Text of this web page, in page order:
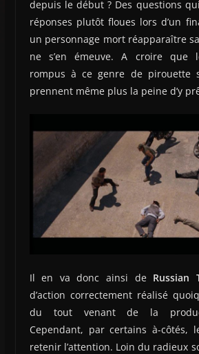
depuis le début ? Des questions
réponses plutôt floues lors d’un
un personnage mort réapparaître
ne s’en émeuve. A croire que
rompus à ce genre de pirouette
prennent même plus la peine d’y
Il en va donc ainsi de Russian
d’action correctement réalisé
du tout venant de la
Cependant, par certains à-côtés,
retenir l’attention. Loin du radieux